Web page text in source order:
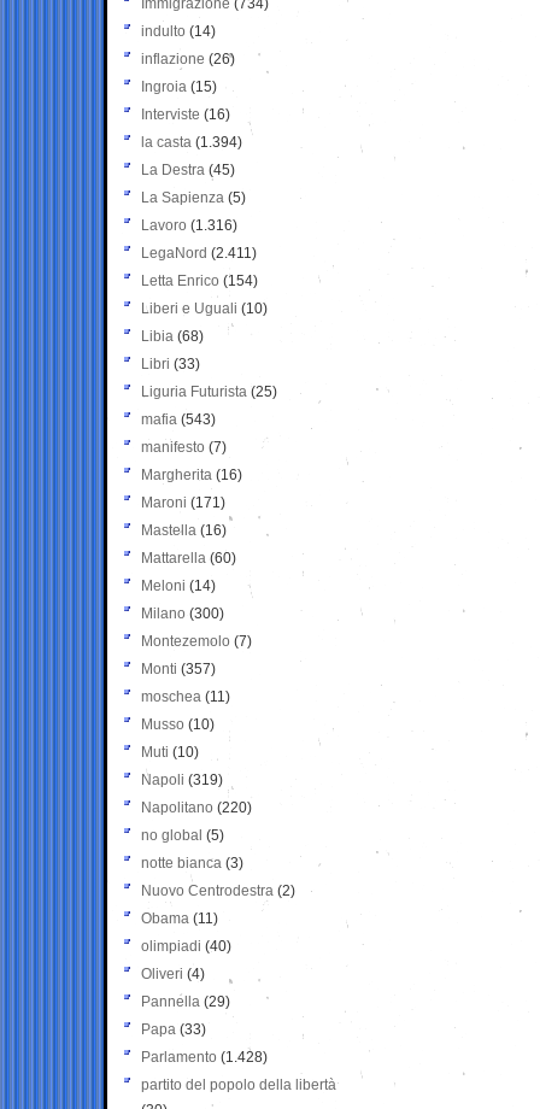
Immigrazione (734)
indulto (14)
inflazione (26)
Ingroia (15)
Interviste (16)
la casta (1.394)
La Destra (45)
La Sapienza (5)
Lavoro (1.316)
LegaNord (2.411)
Letta Enrico (154)
Liberi e Uguali (10)
Libia (68)
Libri (33)
Liguria Futurista (25)
mafia (543)
manifesto (7)
Margherita (16)
Maroni (171)
Mastella (16)
Mattarella (60)
Meloni (14)
Milano (300)
Montezemolo (7)
Monti (357)
moschea (11)
Musso (10)
Muti (10)
Napoli (319)
Napolitano (220)
no global (5)
notte bianca (3)
Nuovo Centrodestra (2)
Obama (11)
olimpiadi (40)
Oliveri (4)
Pannella (29)
Papa (33)
Parlamento (1.428)
partito del popolo della libertà